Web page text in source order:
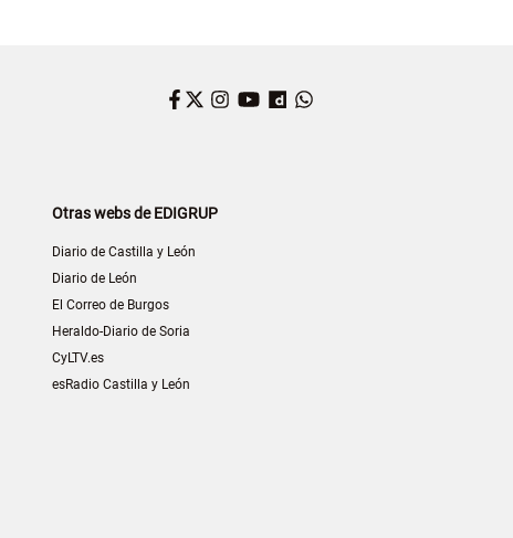
Facebook
Twitter
Instagram
YouTube
Dailymotion
Otras webs de EDIGRUP
Diario de Castilla y León
Diario de León
El Correo de Burgos
Heraldo-Diario de Soria
CyLTV.es
esRadio Castilla y León